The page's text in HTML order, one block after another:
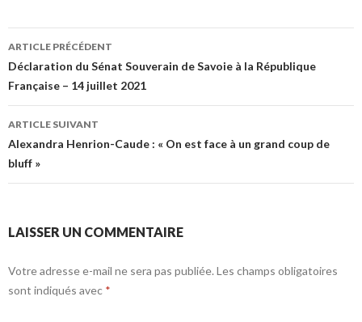
Navigation
des
articles
ARTICLE PRÉCÉDENT
Déclaration du Sénat Souverain de Savoie à la République
Française – 14 juillet 2021
ARTICLE SUIVANT
Alexandra Henrion-Caude : « On est face à un grand coup de
bluff »
LAISSER UN COMMENTAIRE
Votre adresse e-mail ne sera pas publiée. Les champs obligatoires
sont indiqués avec *